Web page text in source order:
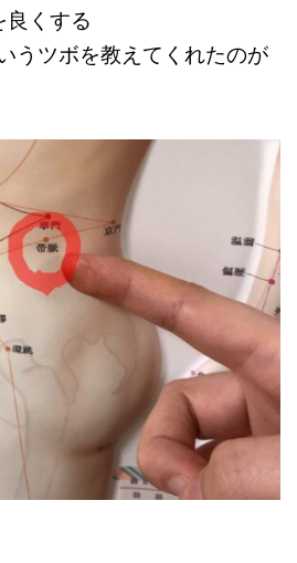
くする
うツボを教えてくれたのが